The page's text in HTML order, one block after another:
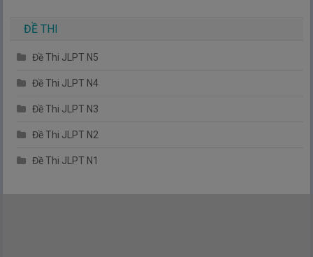
ĐỀ THI
Đề Thi JLPT N5
Đề Thi JLPT N4
Đề Thi JLPT N3
Đề Thi JLPT N2
Đề Thi JLPT N1